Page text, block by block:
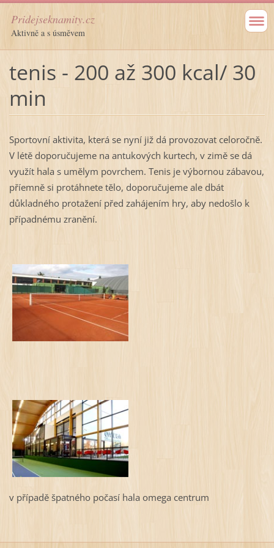
Pridejseknamity.cz
Aktivně a s úsměvem
tenis - 200 až 300 kcal/ 30
min
Sportovní aktivita, která se nyní již dá provozovat celoročně.
V létě doporučujeme na antukových kurtech, v zimě se dá
využít hala s umělym povrchem. Tenis je výbornou zábavou,
příemně si protáhnete tělo, doporučujeme ale dbát
důkladného protažení před zahájením hry, aby nedošlo k
případnému zranění.
v případě špatného počasí hala omega centrum